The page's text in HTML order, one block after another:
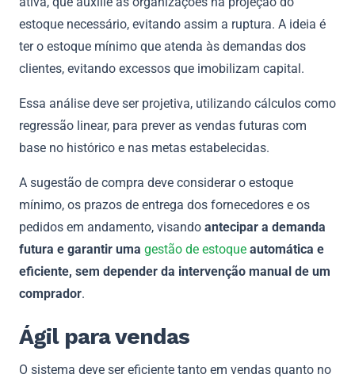
estoque necessário, evitando assim a ruptura. A ideia é
ter o estoque mínimo que atenda às demandas dos
clientes, evitando excessos que imobilizam capital.
Essa análise deve ser projetiva, utilizando cálculos como
regressão linear, para prever as vendas futuras com
base no histórico e nas metas estabelecidas.
A sugestão de compra deve considerar o estoque
mínimo, os prazos de entrega dos fornecedores e os
pedidos em andamento, visando antecipar a demanda
futura e garantir uma gestão de estoque automática e
eficiente, sem depender da intervenção manual de um
comprador.
Ágil para vendas
O sistema deve ser eficiente tanto em vendas quanto no